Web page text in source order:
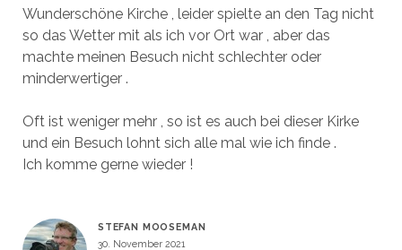
Wunderschöne Kirche , leider spielte an den Tag nicht
so das Wetter mit als ich vor Ort war , aber das
machte meinen Besuch nicht schlechter oder
minderwertiger .
Oft ist weniger mehr , so ist es auch bei dieser Kirke
und ein Besuch lohnt sich alle mal wie ich finde .
Ich komme gerne wieder !
STEFAN MOOSEMAN
30. November 2021